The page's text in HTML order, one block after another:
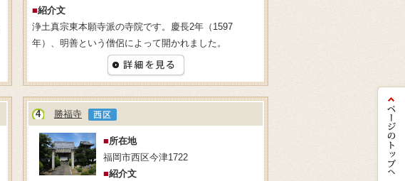
■紹介文
浄土真宗東本願寺派の寺院です。慶長2年（1597
年）、明善という僧侶によって開かれました。
4 勝福寺
■所在地
福岡市西区今津1722
■紹介文